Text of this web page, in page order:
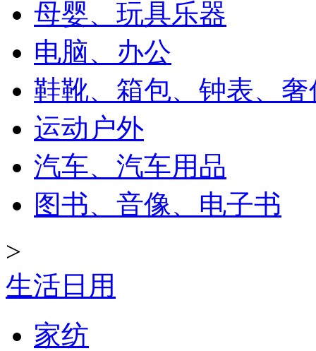
母婴、玩具乐器
电脑、办公
鞋靴、箱包、钟表、奢
运动户外
汽车、汽车用品
图书、音像、电子书
>
生活日用
家纺